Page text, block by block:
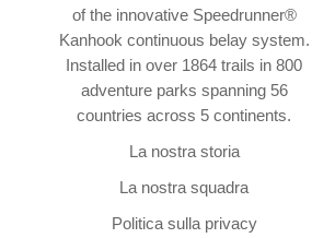
of the innovative Speedrunner®
Kanhook continuous belay system.
Installed in over 1864 trails in 800
adventure parks spanning 56
countries across 5 continents.
La nostra storia
La nostra squadra
Politica sulla privacy